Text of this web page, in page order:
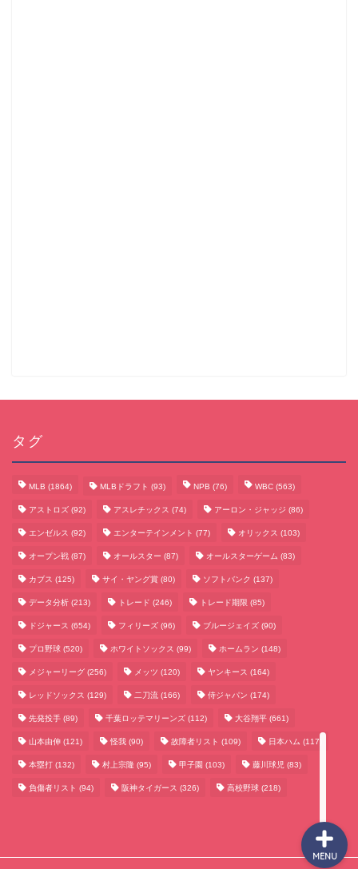
タグ
MLB (1864) MLBドラフト (93) NPB (76) WBC (563)
アストロズ (92) アスレチックス (74) アーロン・ジャッジ (86)
エンゼルス (92) エンターテインメント (77) オリックス (103)
オープン戦 (87) オールスター (87) オールスターゲーム (83)
カブス (125) サイ・ヤング賞 (80) ソフトバンク (137)
データ分析 (213) トレード (246) トレード期限 (85)
ドジャース (654) フィリーズ (96) ブルージェイズ (90)
プロ野球 (520) ホワイトソックス (99) ホームラン (148)
メジャーリーグ (256) メッツ (120) ヤンキース (164)
レッドソックス (129) 二刀流 (166) 侍ジャパン (174)
先発投手 (89) 千葉ロッテマリーンズ (112) 大谷翔平 (661)
山本由伸 (121) 怪我 (90) 故障者リスト (109) 日本ハム (117)
本塁打 (132) 村上宗隆 (95) 甲子園 (103) 藤川球児 (83)
負傷者リスト (94) 阪神タイガース (326) 高校野球 (218)
MENU
テクノロジーまとめ
ビジネス・経済まとめ